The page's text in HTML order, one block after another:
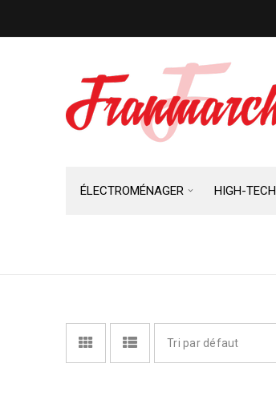
ÉLECTROMÉNAGER HIGH-TECH
Tri par défaut